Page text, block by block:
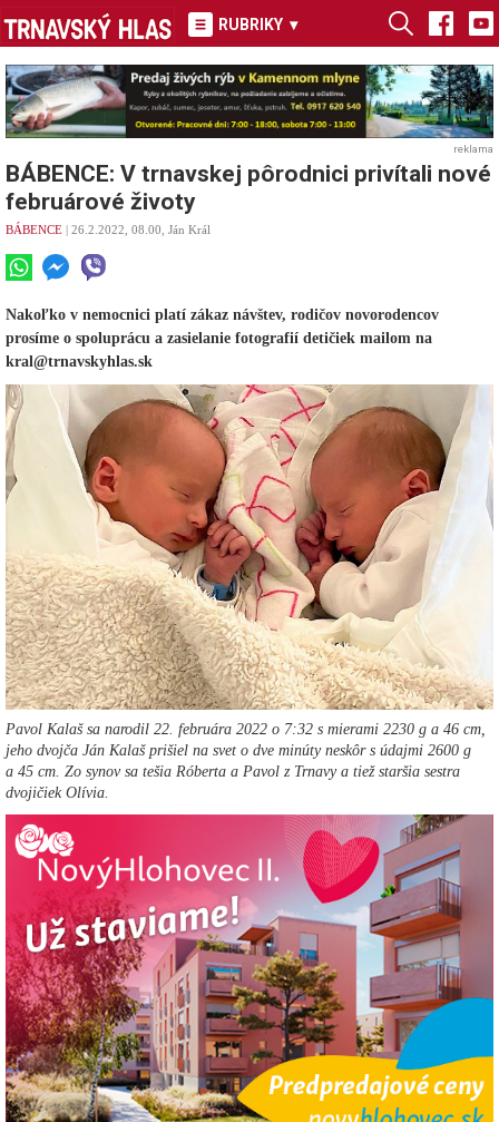
RUBRIKY ▾
reklama
BÁBENCE: V trnavskej pôrodnici privítali nové
februárové životy
BÁBENCE | 26.2.2022, 08.00, Ján Král
Nakoľko v nemocnici platí zákaz návštev, rodičov novorodencov
prosíme o spoluprácu a zasielanie fotografií detičiek mailom na
kral@trnavskyhlas.sk
Pavol Kalaš sa narodil 22. februára 2022 o 7:32 s mierami 2230 g a 46 cm,
jeho dvojča Ján Kalaš prišiel na svet o dve minúty neskôr s údajmi 2600 g
a 45 cm. Zo synov sa tešia Róberta a Pavol z Trnavy a tiež staršia sestra
dvojičiek Olívia.